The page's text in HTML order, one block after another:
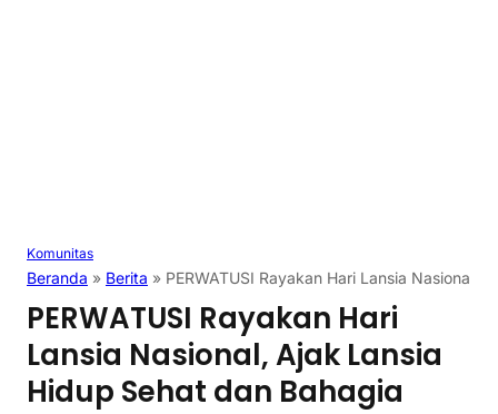
Komunitas
Beranda » Berita » PERWATUSI Rayakan Hari Lansia Nasional,
PERWATUSI Rayakan Hari
Lansia Nasional, Ajak Lansia
Hidup Sehat dan Bahagia